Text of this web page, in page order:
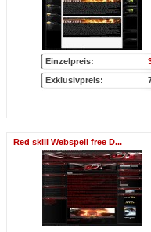
Einzelpreis:
Exklusivpreis:
Red skill Webspell free D...